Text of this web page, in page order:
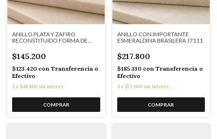
ANILLO PLATA Y ZAFIRO
RECONSTITUIDO FORMA DE
$145.200
$123.420 con Transferencia o
Efectivo
3 x $48.400 sin interés
ANILLO CON IMPORTANTE
ESMERALDINA BRASILERA J7111
$217.800
$185.130 con Transferencia o
Efectivo
3 x $72.600 sin interés